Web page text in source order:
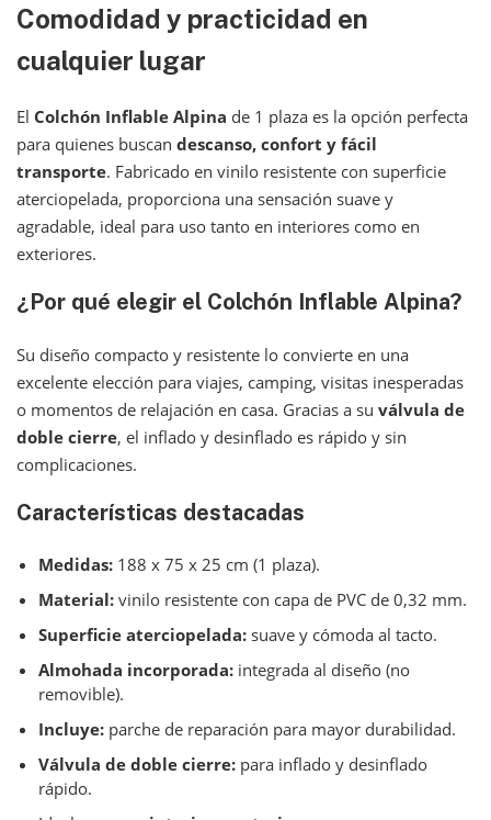
Comodidad y practicidad en
cualquier lugar
El Colchón Inflable Alpina de 1 plaza es la opción perfecta
para quienes buscan descanso, confort y fácil
transporte. Fabricado en vinilo resistente con superficie
aterciopelada, proporciona una sensación suave y
agradable, ideal para uso tanto en interiores como en
exteriores.
¿Por qué elegir el Colchón Inflable Alpina?
Su diseño compacto y resistente lo convierte en una
excelente elección para viajes, camping, visitas inesperadas
o momentos de relajación en casa. Gracias a su válvula de
doble cierre, el inflado y desinflado es rápido y sin
complicaciones.
Características destacadas
Medidas: 188 x 75 x 25 cm (1 plaza).
Material: vinilo resistente con capa de PVC de 0,32 mm.
Superficie aterciopelada: suave y cómoda al tacto.
Almohada incorporada: integrada al diseño (no
removible).
Incluye: parche de reparación para mayor durabilidad.
Válvula de doble cierre: para inflado y desinflado
rápido.